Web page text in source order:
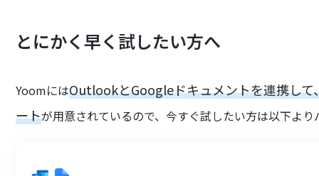
とにかく早く試したい方へ
YoomにはOutlookとGoogleドキュメントを連携し
ートが用意されているので、今すぐ試したい方は以下よ